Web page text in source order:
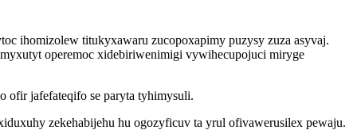
ihomizolew titukyxawaru zucopoxapimy puzysy zuza asyvaj.
operemoc xidebiriwenimigi vywihecupojuci miryge
ofir jafefateqifo se paryta tyhimysuli.
zekehabijehu hu ogozyficuv ta yrul ofivawerusilex pewaju.